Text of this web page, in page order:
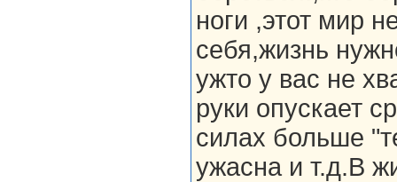
ноги ,этот мир
себя,жизнь
ужто у вас не
руки опускает
силах больше
ужасна и т.д.В